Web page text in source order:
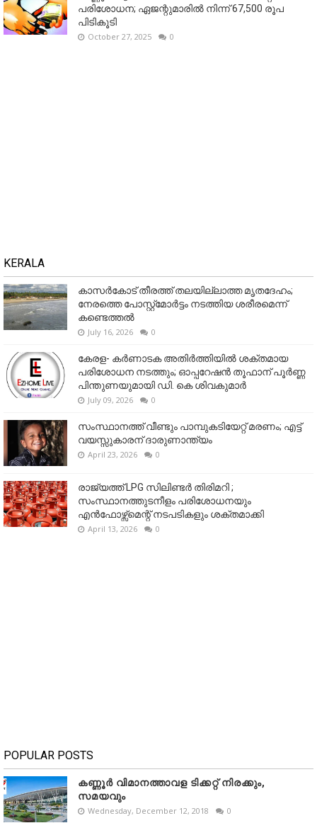
പരിശോധന; ഏജന്റുമാരില്‍ നിന്ന് 67,500 രൂപ
പിടികൂടി
October 27, 2025 0
KERALA
കാസർകോട് തീരത്ത് തലയില്ലാത്ത മൃതദേഹം;
നേരത്തെ പോസ്റ്റ്‌മോർട്ടം നടത്തിയ ശരീരമെന്ന്
കണ്ടെത്തൽ
July 16, 2026 0
കേരള- കർണാടക അതിർത്തിയിൽ ശക്തമായ
പരിശോധന നടത്തും; ഓപ്പറേഷൻ തൂഫാന് പൂർണ്ണ
പിന്തുണയുമായി ഡി. കെ ശിവകുമാർ
July 09, 2026 0
സംസ്ഥാനത്ത് വീണ്ടും പാമ്പുകടിയേറ്റ് മരണം; എട്ട്
വയസ്സുകാരന് ദാരുണാന്ത്യം
April 23, 2026 0
രാജ്യത്ത് LPG സിലിണ്ടർ തിരിമറി ;
സംസ്ഥാനത്തുടനീളം പരിശോധനയും
എൻഫോഴ്സ്മെന്റ് നടപടികളും ശക്തമാക്കി
April 13, 2026 0
POPULAR POSTS
കണ്ണൂർ വിമാനത്താവള ടിക്കറ്റ് നിരക്കും,
സമയവും
Wednesday, December 12, 2018 0